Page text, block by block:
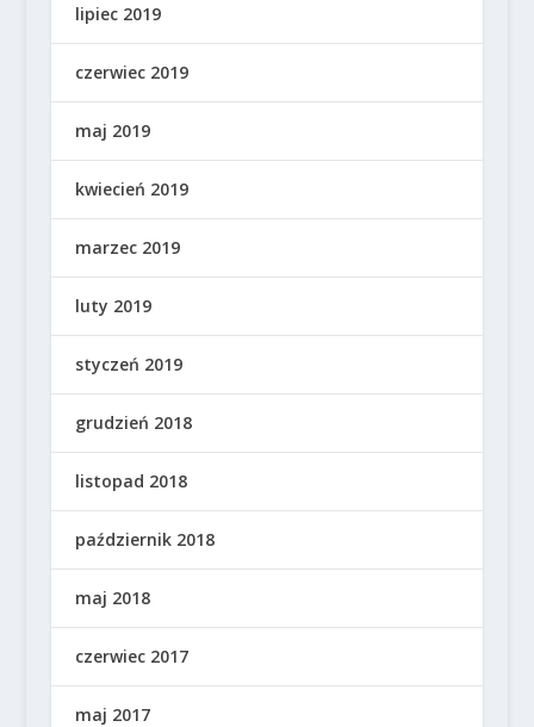
lipiec 2019
czerwiec 2019
maj 2019
kwiecień 2019
marzec 2019
luty 2019
styczeń 2019
grudzień 2018
listopad 2018
październik 2018
maj 2018
czerwiec 2017
maj 2017